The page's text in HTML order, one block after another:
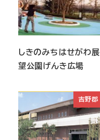
しきのみちはせがわ展
望公園げんき広場
吉野郡